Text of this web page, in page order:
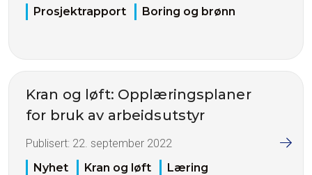
Prosjektrapport
Boring og brønn
Kran og løft: Opplæringsplaner
for bruk av arbeidsutstyr
Publisert: 22. september 2022
Nyhet
Kran og løft Læring